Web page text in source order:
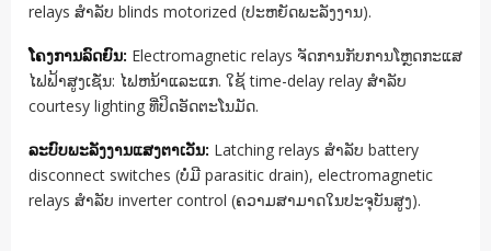
relays ສໍາລັບ blinds motorized (ປະຫຍັດພະລັງງານ).
ໂຄງການລົດຍົນ: Electromagnetic relays ຈັດການກັບການໂຫຼດກະແສ
ໄຟຟ້າສູງເຊັ່ນ: ໄຟຫນ້າແລະແກ. ໃຊ້ time-delay relay ສໍາລັບ
courtesy lighting ທີ່ປິດອັດຕະໂນມັດ.
ລະບົບພະລັງງານແສງຕາເວັນ: Latching relays ສໍາລັບ battery
disconnect switches (ບໍ່ມີ parasitic drain), electromagnetic
relays ສໍາລັບ inverter control (ຄວາມສາມາດໃນປະຈຸບັນສູງ).